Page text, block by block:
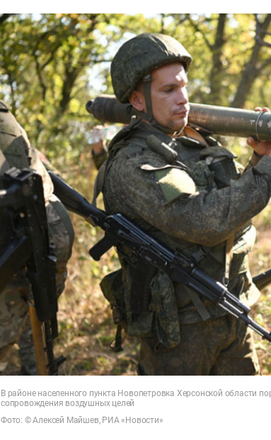
В районе населенного пункта Новопетровка Херсонской области
сопровождения воздушных целей
Фото: © Алексей Майшев, РИА «Новости»